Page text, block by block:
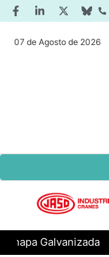
07 de Agosto de 2026
Galvanizada